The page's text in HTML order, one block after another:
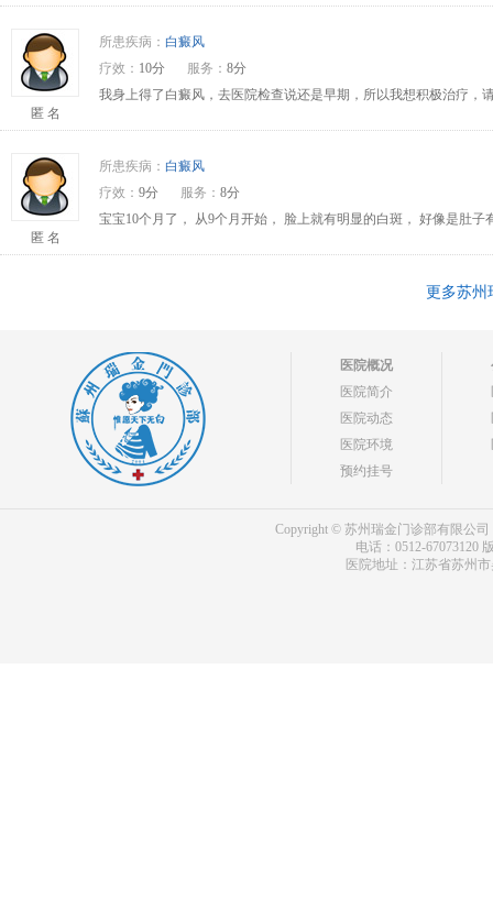
匿 名
所患疾病： 白癜风
疗效： 10分 服务： 8分
我身上得了白癜风，去医院检查说还是早期，所以我想积极治疗，
匿 名
所患疾病： 白癜风
疗效： 9分 服务： 8分
宝宝10个月了， 从9个月开始， 脸上就有明显的白斑， 好像是肚
更多苏州
医院概况
医院简介
医院动态
医院环境
预约挂号
Copyright © 苏州瑞金门诊部有限公司
电话：0512-67073120
医院地址：江苏省苏州